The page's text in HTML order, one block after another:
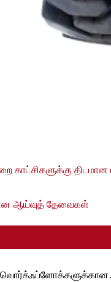
காட்சிகளுக்கு
ஆய்வுத் தேவைகள்
வொர்க்ஃப்ளோக்களுக்கான